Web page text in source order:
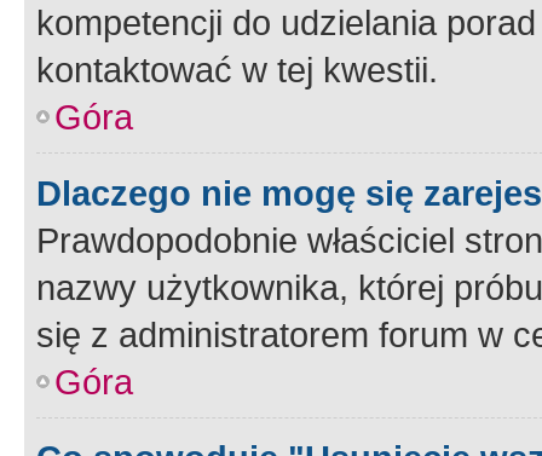
kompetencji do udzielania
kontaktować w tej kwestii.
Góra
Dlaczego nie mogę się
Prawdopodobnie właściciel
nazwy użytkownika, której
się z administratorem forum w
Góra